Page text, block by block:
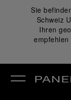
Sie
Schweiz
Ihren